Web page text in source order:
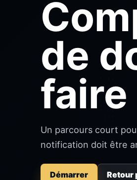
de
faire
Un parcours court
notification doit être
Démarrer Retour